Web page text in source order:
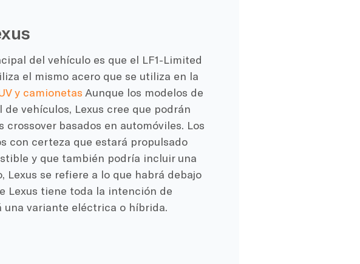
del vehículo es que el LF1-Limited
el mismo acero que se utiliza en la
y camionetas Aunque los modelos de
vehículos, Lexus cree que podrán
basados en automóviles. Los
con certeza que estará propulsado
y que también podría incluir una
se refiere a lo que habrá debajo
Lexus tiene toda la intención de
una variante eléctrica o híbrida.